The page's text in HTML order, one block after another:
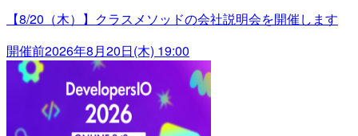
【8/20（木）】クラスメソッドの会社説明会を開催します
開催前2026年8月20日(木) 19:00